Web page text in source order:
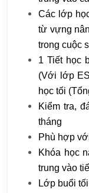
Các lớp
từ vựng
trong cuộc
1 Tiết học
(Với lớp
học tối
Kiểm tra,
tháng
Phù hợp
Khóa học
trung vào
Lớp buổi tối